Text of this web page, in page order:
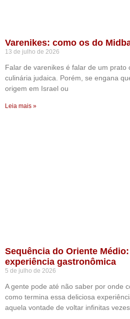
Varenikes: como os do
13 de julho de 2026
Falar de varenikes é falar de um prato
culinária judaica. Porém, se engana
origem em Israel ou
Leia mais »
Sequência do Oriente
experiência gastronômica
5 de julho de 2026
A gente pode até não saber por onde
como termina essa deliciosa
aquela vontade de voltar infinitas vezes.